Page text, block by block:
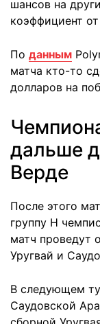
шансов на
коэффициент
По данным
матча кто-то
долларов на
дальше
Верде
После этого
группу H
матч проведут
Уругвай и
В следующем
Саудовской